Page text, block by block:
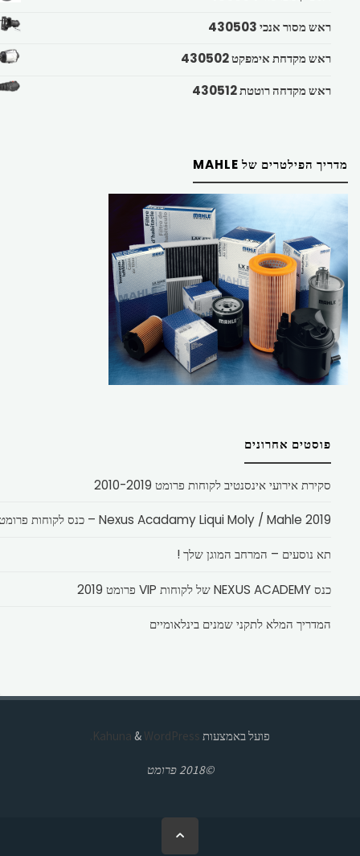
ראש מסור אנכי 430503
ראש מקדחת אימפקט 430502
ראש מקדחה רוטטת 430512
מדריך הפילטרים של MAHLE
פוסטים אחרונים
סקירת אירועי אינסנטיב לקוחות פרומט 2010-2019
Nexus Acadamy Liqui Moly / Mahle 2019 – כנס לקוחות פרומט
תא נוסעים – המרחב המוגן שלך !
כנס NEXUS ACADEMY של לקוחות VIP פרומט 2019
המדריך המלא לתקני שמנים בינלאומיים
פועל באמצעות & WordPress.
©2018 פרומט
בחזרה